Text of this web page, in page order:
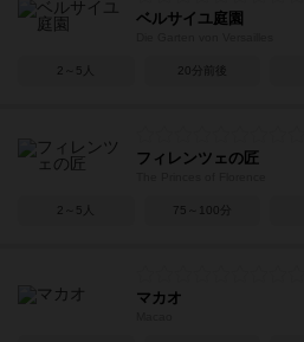
ベルサイユ庭園
2～5人 20分前後
フィレンツェの匠
2～5人 75～100分
マカオ